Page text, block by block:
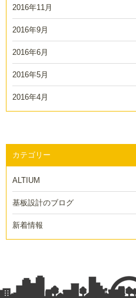
2016年11月
2016年9月
2016年6月
2016年5月
2016年4月
カテゴリー
ALTIUM
基板設計のブログ
新着情報